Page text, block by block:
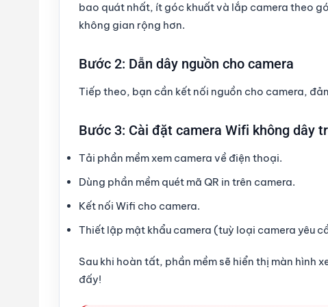
bao quát nhất, ít góc khuất và lắp camera theo
không gian rộng hơn.
Bước 2: Dẫn dây nguồn cho camera
Tiếp theo, bạn cần kết nối nguồn cho camera,
Bước 3: Cài đặt camera Wifi không dây
Tải phần mềm xem camera về điện thoại.
Dùng phần mềm quét mã QR in trên camera.
Kết nối Wifi cho camera.
Thiết lập mật khẩu camera (tuỳ loại camera yêu
Sau khi hoàn tất, phần mềm sẽ hiển thị màn
đấy!